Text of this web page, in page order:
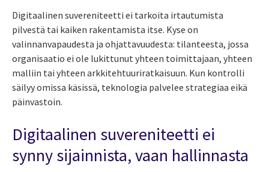
Digitaalinen suvereniteetti ei tarkoita irtautumista
pilvestä tai kaiken rakentamista itse. Kyse on
valinnanvapaudesta ja ohjattavuudesta: tilanteesta, jossa
organisaatio ei ole lukittunut yhteen toimittajaan, yhteen
malliin tai yhteen arkkitehtuuriratkaisuun. Kun kontrolli
säilyy omissa käsissä, teknologia palvelee strategiaa eikä
päinvastoin.
Digitaalinen suvereniteetti ei
synny sijainnista, vaan hallinnasta